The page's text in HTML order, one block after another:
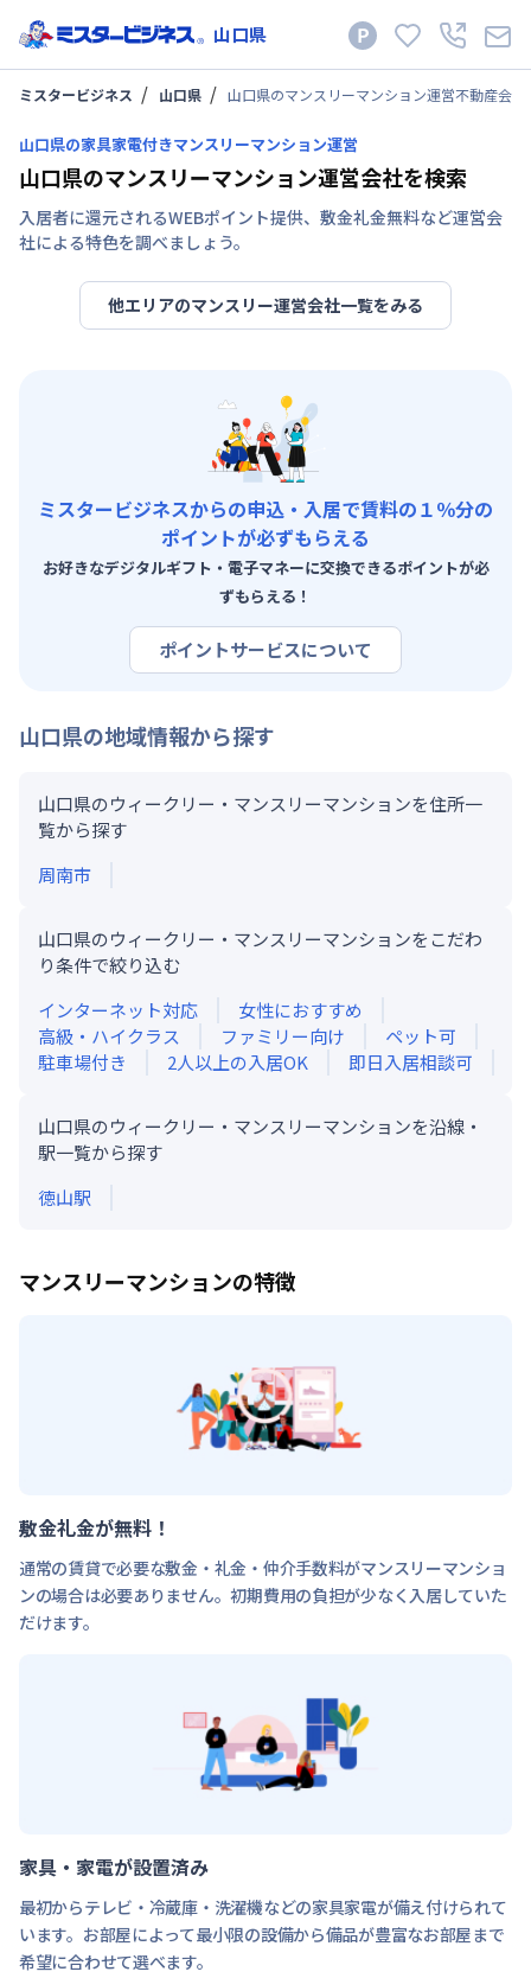
山口県
ミスタービジネス 山口県 山口県のマンスリーマンション運営不動産会社
山口県の家具家電付きマンスリーマンション運営
山口県のマンスリーマンション運営会社を検索
入居者に還元されるWEBポイント提供、敷金礼金無料など運営会
社による特色を調べましょう。
他エリアのマンスリー運営会社一覧をみる
ミスタービジネスからの申込・入居で賃料の１％分の
ポイントが必ずもらえる
お好きなデジタルギフト・電子マネーに交換できるポイントが必
ずもらえる！
ポイントサービスについて
山口県の地域情報から探す
山口県のウィークリー・マンスリーマンションを住所一
覧から探す
周南市
山口県のウィークリー・マンスリーマンションをこだわ
り条件で絞り込む
インターネット対応
女性におすすめ
高級・ハイクラス
ファミリー向け
ペット可
駐車場付き
2人以上の入居OK 即日入居相談可
山口県のウィークリー・マンスリーマンションを沿線・
駅一覧から探す
徳山駅
マンスリーマンションの特徴
敷金礼金が無料！
通常の賃貸で必要な敷金・礼金・仲介手数料がマンスリーマンショ
ンの場合は必要ありません。初期費用の負担が少なく入居していた
だけます。
家具・家電が設置済み
最初からテレビ・冷蔵庫・洗濯機などの家具家電が備え付けられて
います。お部屋によって最小限の設備から備品が豊富なお部屋まで
希望に合わせて選べます。